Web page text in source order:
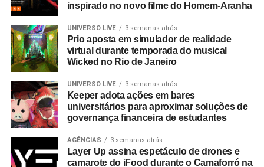
inspirado no novo filme do Homem-Aranha
UNIVERSO LIVE 3 semanas atrás
Prio aposta em simulador de realidade
virtual durante temporada do musical
Wicked no Rio de Janeiro
UNIVERSO LIVE 3 semanas atrás
Keeper adota ações em bares
universitários para aproximar soluções de
governança financeira de estudantes
AGÊNCIAS 3 semanas atrás
Layer Up assina espetáculo de drones e
camarote do iFood durante o Camaforró na